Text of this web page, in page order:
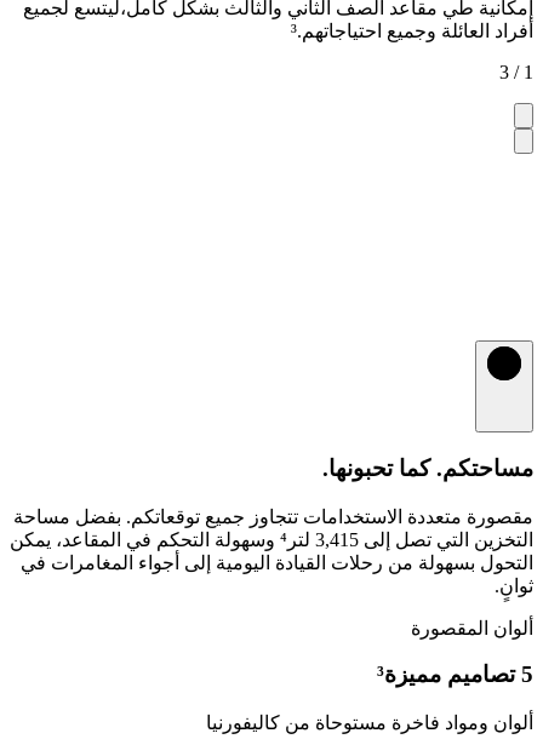
إمكانية طي مقاعد الصف الثاني والثالث بشكل كامل،ليتسع لجميع
أفراد العائلة وجميع احتياجاتهم.³
1 / 3
مساحتكم. كما تحبونها.
مقصورة متعددة الاستخدامات تتجاوز جميع توقعاتكم. بفضل مساحة
التخزين التي تصل إلى 3,415 لتر⁴ وسهولة التحكم في المقاعد، يمكن
التحول بسهولة من رحلات القيادة اليومية إلى أجواء المغامرات في
ثوانٍ.
ألوان المقصورة
5 تصاميم مميزة³
ألوان ومواد فاخرة مستوحاة من كاليفورنيا